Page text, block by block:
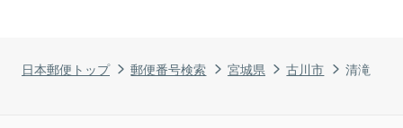
日本郵便トップ 郵便番号検索 宮城県 古川市 清滝